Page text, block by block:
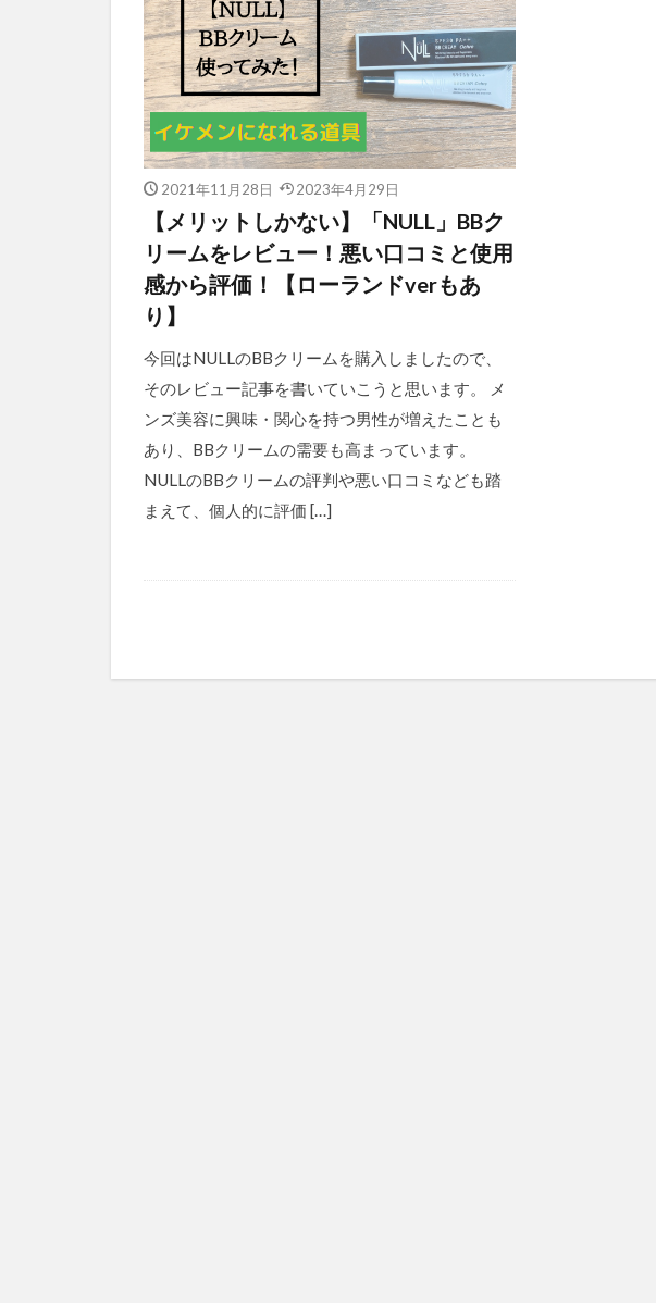
2021年11月28日 2023年4月29日
【メリットしかない】「NULL」BBク
リームをレビュー！悪い口コミと使用
感から評価！【ローランドverもあ
り】
今回はNULLのBBクリームを購入しましたので、
そのレビュー記事を書いていこうと思います。 メ
ンズ美容に興味・関心を持つ男性が増えたことも
あり、BBクリームの需要も高まっています。
NULLのBBクリームの評判や悪い口コミなども踏
まえて、個人的に評価 […]